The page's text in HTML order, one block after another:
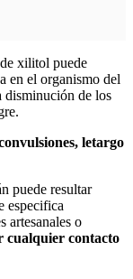
xilitol puede
en el organismo del
disminución de los
letargo
puede resultar
especifica
artesanales o
cualquier contacto